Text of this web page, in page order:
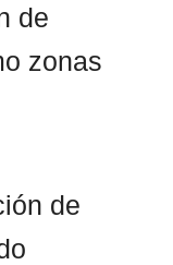
de
zonas
de